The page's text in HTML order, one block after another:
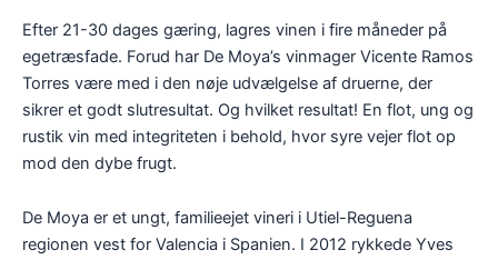
Efter 21-30 dages gæring, lagres vinen i fire måneder på
egetræsfade. Forud har De Moya’s vinmager Vicente Ramos
Torres være med i den nøje udvælgelse af druerne, der
sikrer et godt slutresultat. Og hvilket resultat! En flot, ung og
rustik vin med integriteten i behold, hvor syre vejer flot op
mod den dybe frugt.
De Moya er et ungt, familieejet vineri i Utiel-Reguena
regionen vest for Valencia i Spanien. I 2012 rykkede Yves